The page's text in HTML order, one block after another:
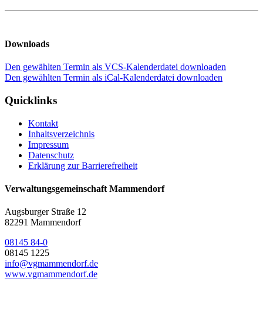
Downloads
Den gewählten Termin als VCS-Kalenderdatei downloaden
Den gewählten Termin als iCal-Kalenderdatei downloaden
Quicklinks
Kontakt
Inhaltsverzeichnis
Impressum
Datenschutz
Erklärung zur Barrierefreiheit
Verwaltungsgemeinschaft Mammendorf
Augsburger Straße 12
82291 Mammendorf
08145 84-0
08145 1225
info@vgmammendorf.de
www.vgmammendorf.de